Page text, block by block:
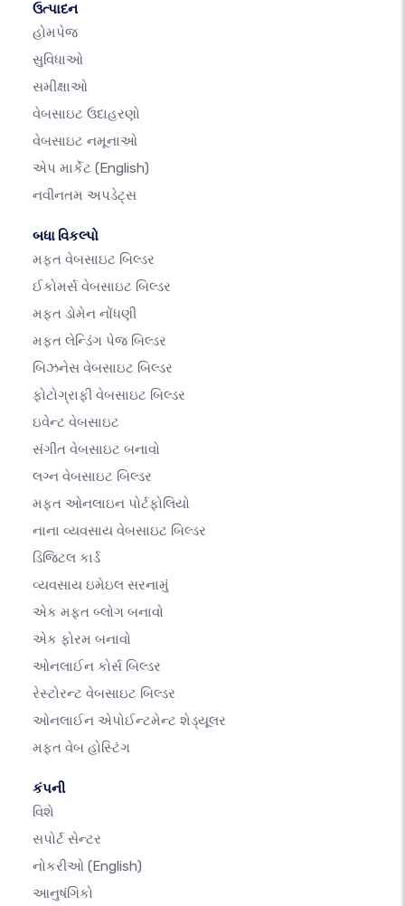
ઉત્પાદન
હોમપેજ
સુવિધાઓ
સમીક્ષાઓ
વેબસાઇટ ઉદાહરણો
વેબસાઇટ નમૂનાઓ
એપ માર્કેટ (English)
નવીનતમ અપડેટ્સ
બધા વિકલ્પો
મફત વેબસાઇટ બિલ્ડર
ઈકોમર્સ વેબસાઇટ બિલ્ડર
મફત ડોમેન નોંધણી
મફત લેન્ડિંગ પેજ બિલ્ડર
બિઝનેસ વેબસાઇટ બિલ્ડર
ફોટોગ્રાફી વેબસાઇટ બિલ્ડર
ઇવેન્ટ વેબસાઇટ
સંગીત વેબસાઇટ બનાવો
લગ્ન વેબસાઇટ બિલ્ડર
મફત ઓનલાઇન પોર્ટફોલિયો
નાના વ્યવસાય વેબસાઇટ બિલ્ડર
ડિજિટલ કાર્ડ
વ્યવસાય ઇમેઇલ સરનામું
એક મફત બ્લોગ બનાવો
એક ફોરમ બનાવો
ઓનલાઈન કોર્સ બિલ્ડર
રેસ્ટોરન્ટ વેબસાઇટ બિલ્ડર
ઓનલાઈન એપોઈન્ટમેન્ટ શેડ્યૂલર
મફત વેબ હોસ્ટિંગ
કંપની
વિશે
સપોર્ટ સેન્ટર
નોકરીઓ (English)
આનુષંગિકો